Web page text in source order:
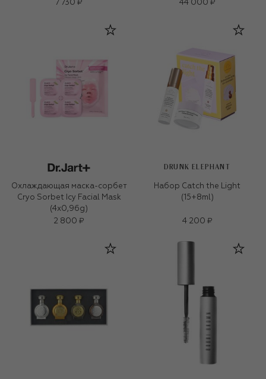
7 730 ₽
44 000 ₽
Охлаждающая маска-сорбет
Cryo Sorbet Icy Facial Mask
(4x0,96g)
2 800 ₽
DRUNK ELEPHANT
Набор Catch the Light
(15+8ml)
4 200 ₽